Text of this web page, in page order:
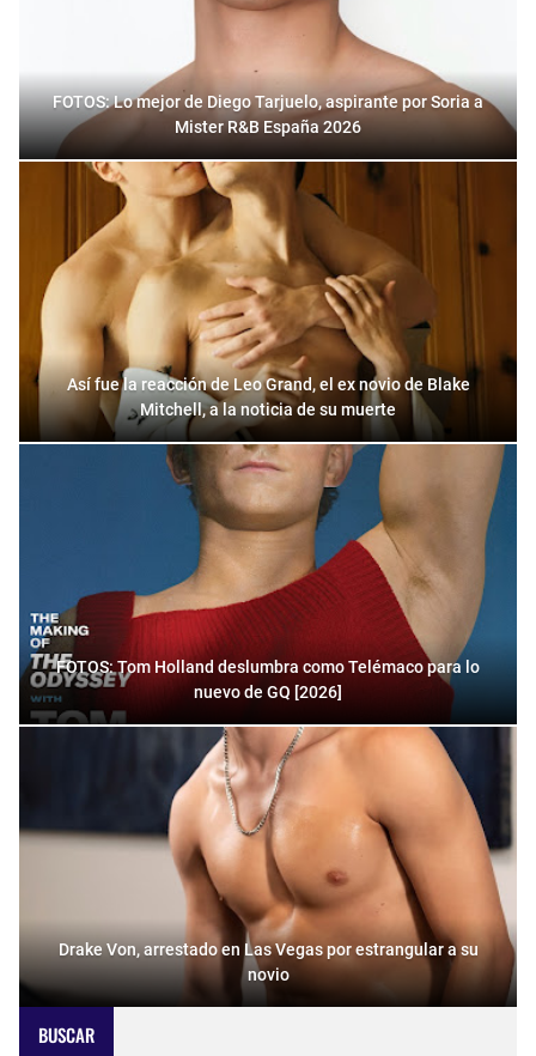
FOTOS: Lo mejor de Diego Tarjuelo, aspirante por Soria a
Mister R&B España 2026
Así fue la reacción de Leo Grand, el ex novio de Blake
Mitchell, a la noticia de su muerte
FOTOS: Tom Holland deslumbra como Telémaco para lo
nuevo de GQ [2026]
Drake Von, arrestado en Las Vegas por estrangular a su
novio
BUSCAR